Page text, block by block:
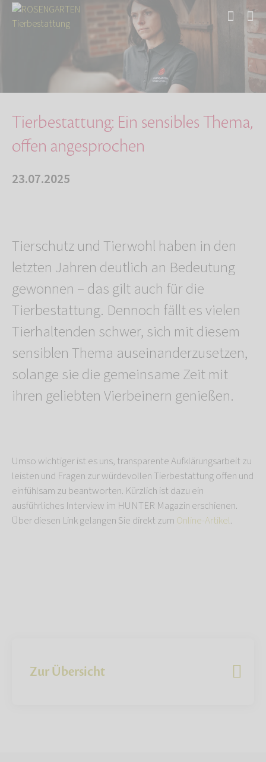
Tierbestattung: Ein sensibles Thema, offen an…
Tierbestattung: Ein sensibles Thema,
offen angesprochen
23.07.2025
Tierschutz und Tierwohl haben in den
letzten Jahren deutlich an Bedeutung
gewonnen – das gilt auch für die
Tierbestattung. Dennoch fällt es vielen
Tierhaltenden schwer, sich mit diesem
sensiblen Thema auseinanderzusetzen,
solange sie die gemeinsame Zeit mit
ihren geliebten Vierbeinern genießen.
Umso wichtiger ist es uns, transparente Aufklärungsarbeit zu
leisten und Fragen zur würdevollen Tierbestattung offen und
einfühlsam zu beantworten. Kürzlich ist dazu ein
ausführliches Interview im HUNTER Magazin erschienen.
Über diesen Link gelangen Sie direkt zum Online-Artikel.
Zur Übersicht